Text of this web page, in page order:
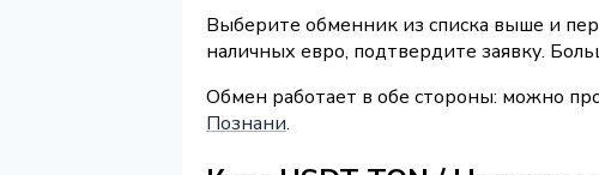
Выберите обменник из списка выше и
наличных евро, подтвердите заявку.
Обмен работает в обе стороны: можно
Познани.